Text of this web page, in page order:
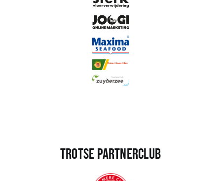
Trotse partnerclub